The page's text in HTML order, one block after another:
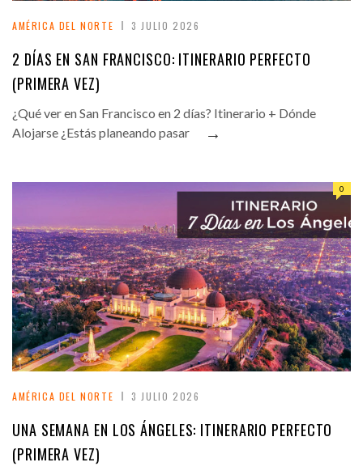
AMÉRICA DEL NORTE 3 JULIO 2026
2 DÍAS EN SAN FRANCISCO: ITINERARIO PERFECTO
(PRIMERA VEZ)
¿Qué ver en San Francisco en 2 días? Itinerario + Dónde
Alojarse ¿Estás planeando pasar
→
AMÉRICA DEL NORTE 3 JULIO 2026
0
UNA SEMANA EN LOS ÁNGELES: ITINERARIO PERFECTO
(PRIMERA VEZ)